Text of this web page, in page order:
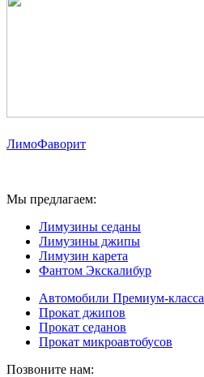
ЛимоФаворит
Мы предлагаем:
Лимузины седаны
Лимузины джипы
Лимузин карета
Фантом Экскалибур
Автомобили Премиум-класса
Прокат джипов
Прокат седанов
Прокат микроавтобусов
Позвоните нам: